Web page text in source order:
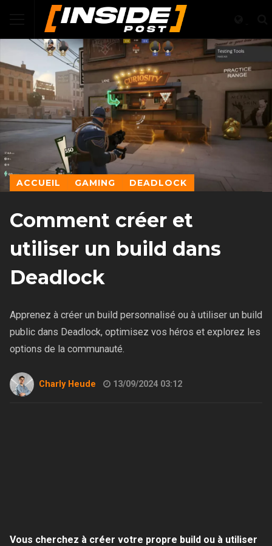
ACCUEIL GAMING DEADLOCK
Comment créer et
utiliser un build dans
Deadlock
Apprenez à créer un build personnalisé ou à utiliser un build
public dans Deadlock, optimisez vos héros et explorez les
options de la communauté.
Charly Heude 13/09/2024 03:12
Vous cherchez à créer votre propre build ou à utiliser